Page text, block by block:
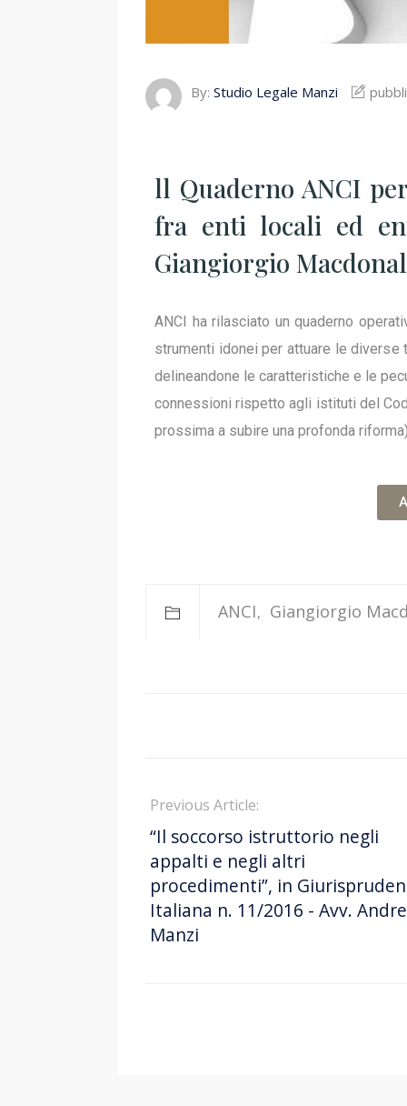
By: Studio Legale Manzi
ll Quaderno ANCI
fra enti locali ed
Giangiorgio
ANCI ha rilasciato un quaderno
strumenti idonei per attuare le
delineandone le caratteristiche e le
connessioni rispetto agli istituti del
prossima a subire una profonda
ANCI Giangiorgio
Previous Article:
“Il soccorso istruttorio negli
appalti e negli altri
procedimenti”, in
Italiana n. 11/2016 - Avv.
Manzi